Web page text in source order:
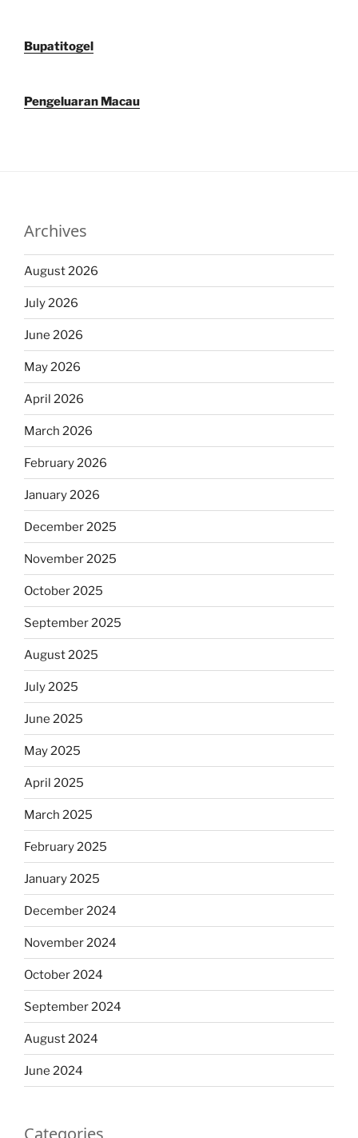
Bupatitogel
Pengeluaran Macau
Archives
August 2026
July 2026
June 2026
May 2026
April 2026
March 2026
February 2026
January 2026
December 2025
November 2025
October 2025
September 2025
August 2025
July 2025
June 2025
May 2025
April 2025
March 2025
February 2025
January 2025
December 2024
November 2024
October 2024
September 2024
August 2024
June 2024